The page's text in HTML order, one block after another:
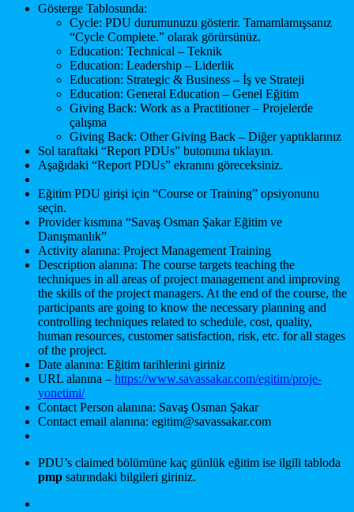
Gösterge Tablosunda:
Cycle: PDU durumunuzu gösterir. Tamamlamışsanız
“Cycle Complete.” olarak görürsünüz.
Education: Technical – Teknik
Education: Leadership – Liderlik
Education: Strategic & Business – İş ve Strateji
Education: General Education – Genel Eğitim
Giving Back: Work as a Practitioner – Projelerde
çalışma
Giving Back: Other Giving Back – Diğer yaptıklarınız
Sol taraftaki “Report PDUs” butonuna tıklayın.
Aşağıdaki “Report PDUs” ekranını göreceksiniz.
Eğitim PDU girişi için “Course or Training” opsiyonunu
seçin.
Provider kısmına “Savaş Osman Şakar Eğitim ve
Danışmanlık”
Activity alanına: Project Management Training
Description alanına: The course targets teaching the
techniques in all areas of project management and improving
the skills of the project managers. At the end of the course, the
participants are going to know the necessary planning and
controlling techniques related to schedule, cost, quality,
human resources, customer satisfaction, risk, etc. for all stages
of the project.
Date alanına: Eğitim tarihlerini giriniz
URL alanına – https://www.savassakar.com/egitim/proje-
yonetimi/
Contact Person alanına: Savaş Osman Şakar
Contact email alanına: egitim@savassakar.com
PDU’s claimed bölümüne kaç günlük eğitim ise ilgili tabloda
pmp satırındaki bilgileri giriniz.